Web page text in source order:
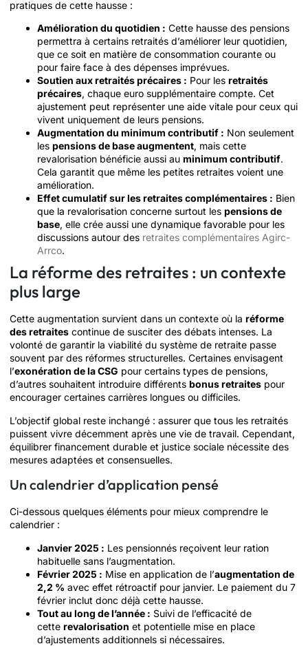
pratiques de cette hausse :
Amélioration du quotidien : Cette hausse des pensions
permettra à certains retraités d’améliorer leur quotidien,
que ce soit en matière de consommation courante ou
pour faire face à des dépenses imprévues.
Soutien aux retraités précaires : Pour les retraités
précaires, chaque euro supplémentaire compte. Cet
ajustement peut représenter une aide vitale pour ceux qui
vivent uniquement de leurs pensions.
Augmentation du minimum contributif : Non seulement
les pensions de base augmentent, mais cette
revalorisation bénéficie aussi au minimum contributif.
Cela garantit que même les petites retraites voient une
amélioration.
Effet cumulatif sur les retraites complémentaires : Bien
que la revalorisation concerne surtout les pensions de
base, elle crée aussi une dynamique favorable pour les
discussions autour des retraites complémentaires Agirc-
Arrco.
La réforme des retraites : un contexte
plus large
Cette augmentation survient dans un contexte où la réforme
des retraites continue de susciter des débats intenses. La
volonté de garantir la viabilité du système de retraite passe
souvent par des réformes structurelles. Certaines envisagent
l’exonération de la CSG pour certains types de pensions,
d’autres souhaitent introduire différents bonus retraites pour
encourager certaines carrières longues ou difficiles.
L’objectif global reste inchangé : assurer que tous les retraités
puissent vivre décemment après une vie de travail. Cependant,
équilibrer financement durable et justice sociale nécessite des
mesures adaptées et consensuelles.
Un calendrier d’application pensé
Ci-dessous quelques éléments pour mieux comprendre le
calendrier :
Janvier 2025 : Les pensionnés reçoivent leur ration
habituelle sans l’augmentation.
Février 2025 : Mise en application de l’augmentation de
2,2 % avec effet rétroactif pour janvier. Le paiement du 7
février inclut donc déjà cette hausse.
Tout au long de l’année : Suivi de l’efficacité de
cette revalorisation et potentielle mise en place
d’ajustements additionnels si nécessaires.